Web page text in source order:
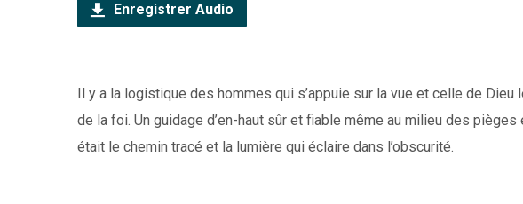
Enregistrer Audio
Il y a la logistique des hommes qui s’appuie sur la vue et celle de Dieu
de la foi. Un guidage d’en-haut sûr et fiable même au milieu des
était le chemin tracé et la lumière qui éclaire dans l’obscurité.